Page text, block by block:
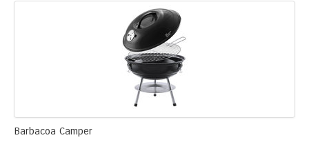
Barbacoa Camper